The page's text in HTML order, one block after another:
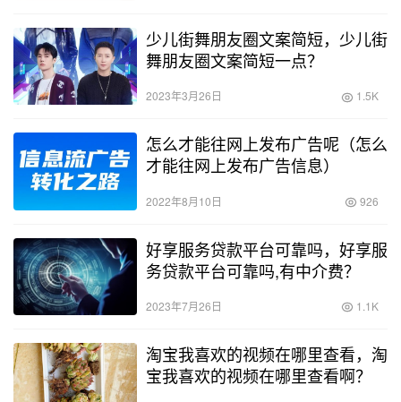
少儿街舞朋友圈文案简短，少儿街
舞朋友圈文案简短一点？
2023年3月26日 1.5K
怎么才能往网上发布广告呢（怎么
才能往网上发布广告信息）
2022年8月10日 926
好享服务贷款平台可靠吗，好享服
务贷款平台可靠吗,有中介费？
2023年7月26日 1.1K
淘宝我喜欢的视频在哪里查看，淘
宝我喜欢的视频在哪里查看啊？